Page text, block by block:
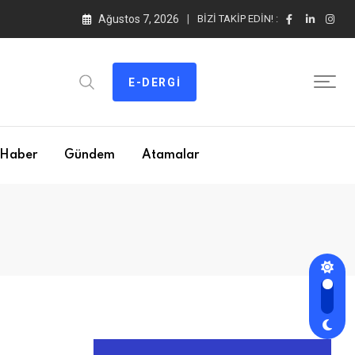
Ağustos 7, 2026 BIZI TAKIP EDIN! :
E-DERGI
Haber Gündem Atamalar